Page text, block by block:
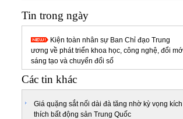
Tin trong ngày
Kiện toàn nhân sự Ban Chỉ đạo Trung
ương về phát triển khoa học, công nghệ, đổi
sáng tạo và chuyển đổi số
Các tin khác
Giá quặng sắt nối dài đà tăng nhờ kỳ vọng kích
thích bất động sản Trung Quốc